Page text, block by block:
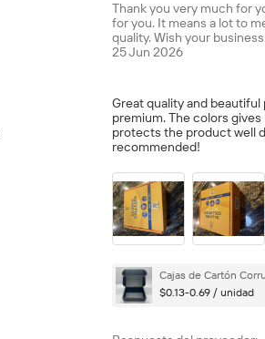
Thank you very much for
for you. It means a lot to
quality. Wish your
25 Jun 2026
Great quality and
premium. The colors
protects the product well
recommended!
Cajas de Cartón
$0.13-0.69 / unidad